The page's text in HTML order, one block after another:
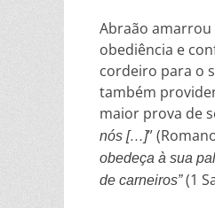
Abraão amarrou
obediência e
cordeiro para o
também
maior prova de
nós […]”
obedeça à sua
de carneiros”(1